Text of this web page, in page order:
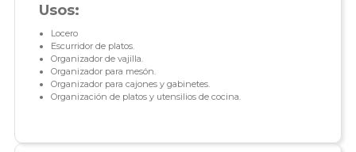
Usos:
Locero
Escurridor de platos.
Organizador de vajilla.
Organizador para mesón.
Organizador para cajones y gabinetes.
Organización de platos y utensilios de cocina.